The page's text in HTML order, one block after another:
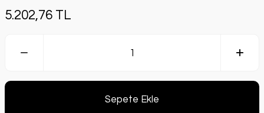
5.202,76 TL
Sepete Ekle